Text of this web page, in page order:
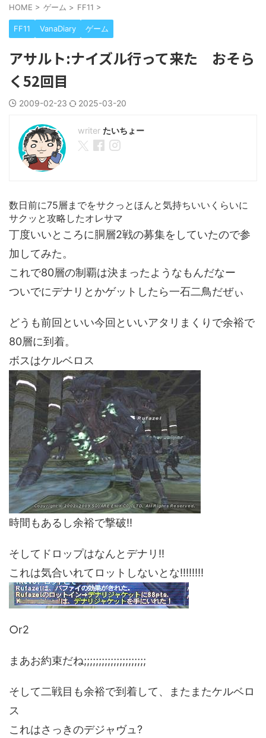
HOME > ゲーム > FF11 >
FF11 VanaDiary ゲーム
アサルト:ナイズル行って来た おそら
く52回目
2009-02-23 2025-03-20
たいちょー
数日前に75層までをサクっとほんと気持ちいいくらいに
サクッと攻略したオレサマ
丁度いいところに胴層2戦の募集をしていたので参
加してみた。
これで80層の制覇は決まったようなもんだなー
ついでにデナリとかゲットしたら一石二鳥だぜぃ
どうも前回といい今回といいアタリまくりで余裕で
80層に到着。
ボスはケルベロス
時間もあるし余裕で撃破!!
そしてドロップはなんとデナリ!!
これは気合いれてロットしないとな!!!!!!!!
○r2
まあお約束だね;;;;;;;;;;;;;;;;;;;;;
そして二戦目も余裕で到着して、またまたケルベロ
ス
これはさっきのデジャヴュ?